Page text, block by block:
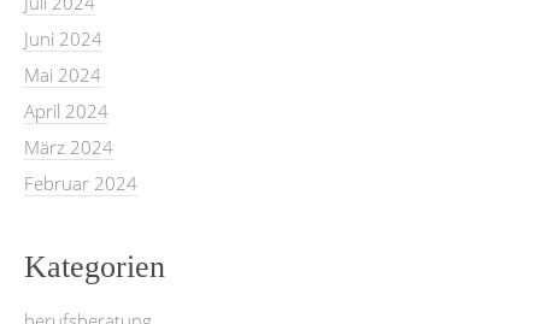
Juni 2024
Mai 2024
April 2024
März 2024
Februar 2024
Kategorien